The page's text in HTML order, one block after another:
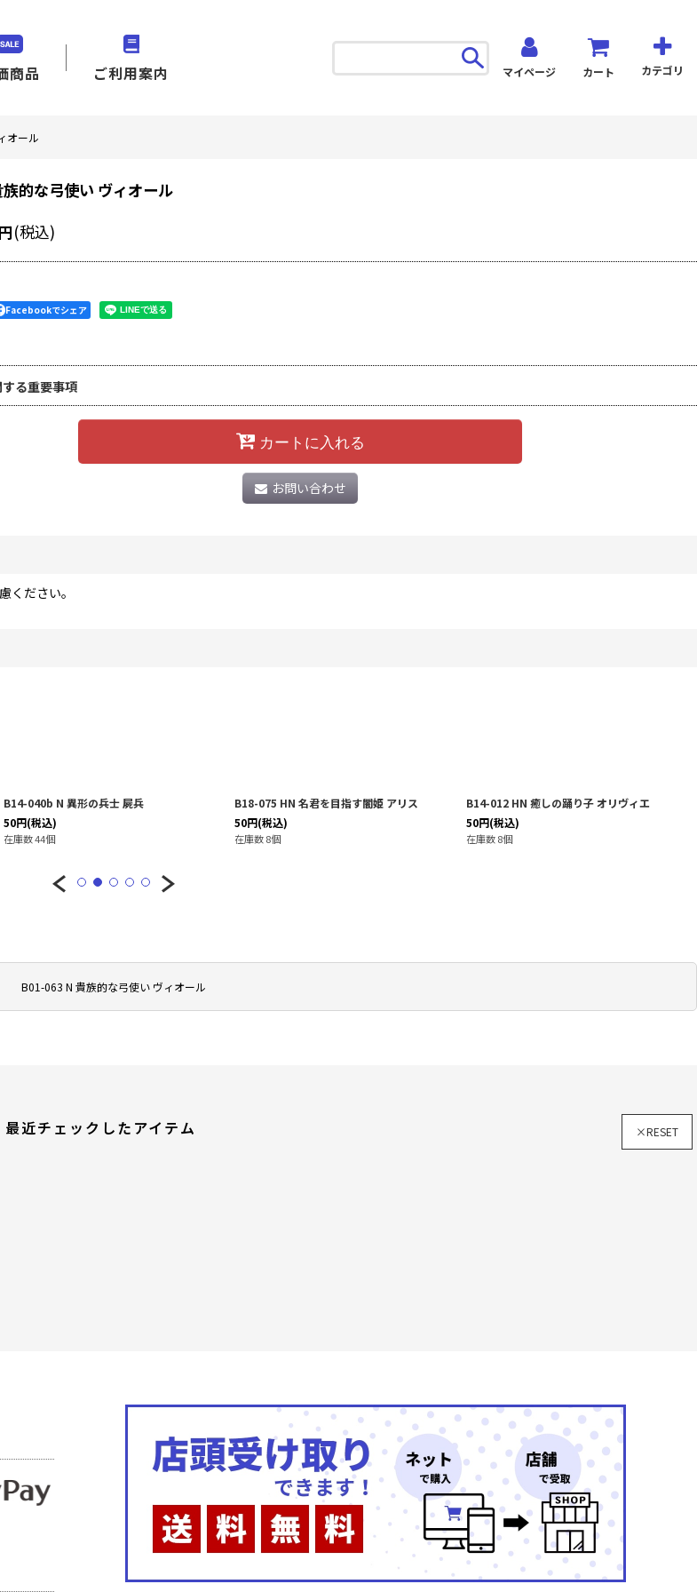
商品 ご利用案内 マイページ カート カテゴリ
オール
B01-063 N 貴族的な弓使い ヴィオール
的な弓使い ヴィオール
円(税込)
Facebookでシェア
る重要事項
カートに入れる
お問い合わせ
ください。
B14-040b N 異形の兵士 屍兵
50円(税込)
在庫数 44個
B18-075 HN 名君を目指す闇姫 アリス
50円(税込)
在庫数 8個
B14-012 HN 癒しの踊り子 オリヴィエ
50円(税込)
在庫数 8個
最近チェックしたアイテム ×RESET